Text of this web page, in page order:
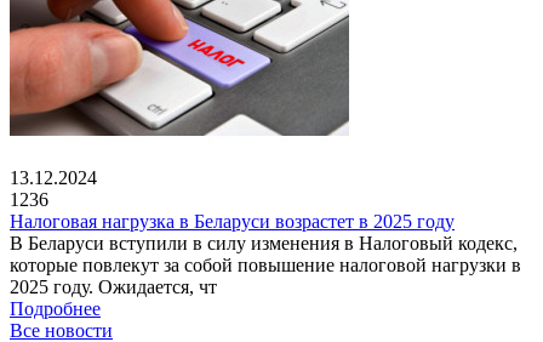
13.12.2024
1236
Налоговая нагрузка в Беларуси возрастет в 2025 году
В Беларуси вступили в силу изменения в Налоговый кодекс,
которые повлекут за собой повышение налоговой нагрузки в
2025 году. Ожидается, чт
Подробнее
Все новости